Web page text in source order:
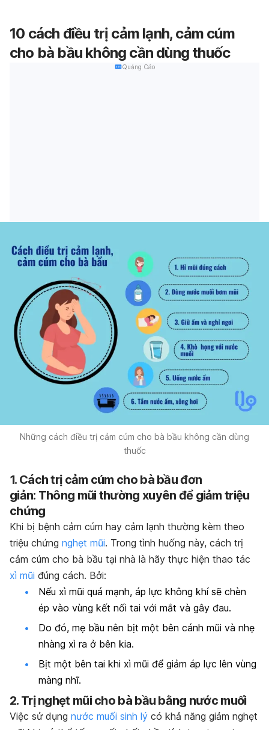
10 cách điều trị cảm lạnh, cảm cúm
cho bà bầu không cần dùng thuốc
Quảng Cáo
Những cách điều trị cảm cúm cho bà bầu không cần dùng
thuốc
1. Cách trị cảm cúm cho bà bầu đơn
giản: Thông mũi thường xuyên để giảm triệu
chứng
Khi bị bệnh cảm cúm hay cảm lạnh thường kèm theo
triệu chứng nghẹt mũi. Trong tình huống này, cách trị
cảm cúm cho bà bầu tại nhà là hãy thực hiện thao tác
xì mũi đúng cách. Bởi:
Nếu xì mũi quá mạnh, áp lực không khí sẽ chèn
ép vào vùng kết nối tai với mắt và gây đau.
Do đó, mẹ bầu nên bịt một bên cánh mũi và nhẹ
nhàng xì ra ở bên kia.
Bịt một bên tai khi xì mũi để giảm áp lực lên vùng
màng nhĩ.
2. Trị nghẹt mũi cho bà bầu bằng nước muối
Việc sử dụng nước muối sinh lý có khả năng giảm nghẹt